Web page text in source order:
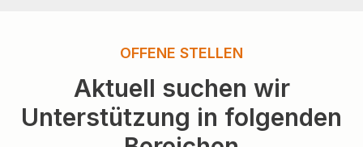
OFFENE STELLEN
Aktuell suchen wir
Unterstützung in folgenden